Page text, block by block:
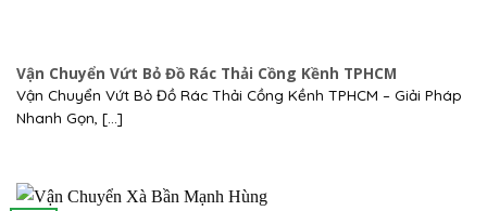
Vận Chuyển Vứt Bỏ Đồ Rác Thải Cồng Kềnh TPHCM
Vận Chuyển Vứt Bỏ Đồ Rác Thải Cồng Kềnh TPHCM – Giải Pháp
Nhanh Gọn, [...]